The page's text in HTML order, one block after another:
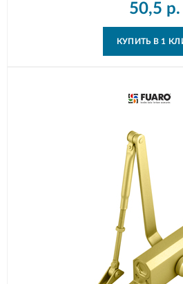
50,5 р.
КУПИТЬ В 1